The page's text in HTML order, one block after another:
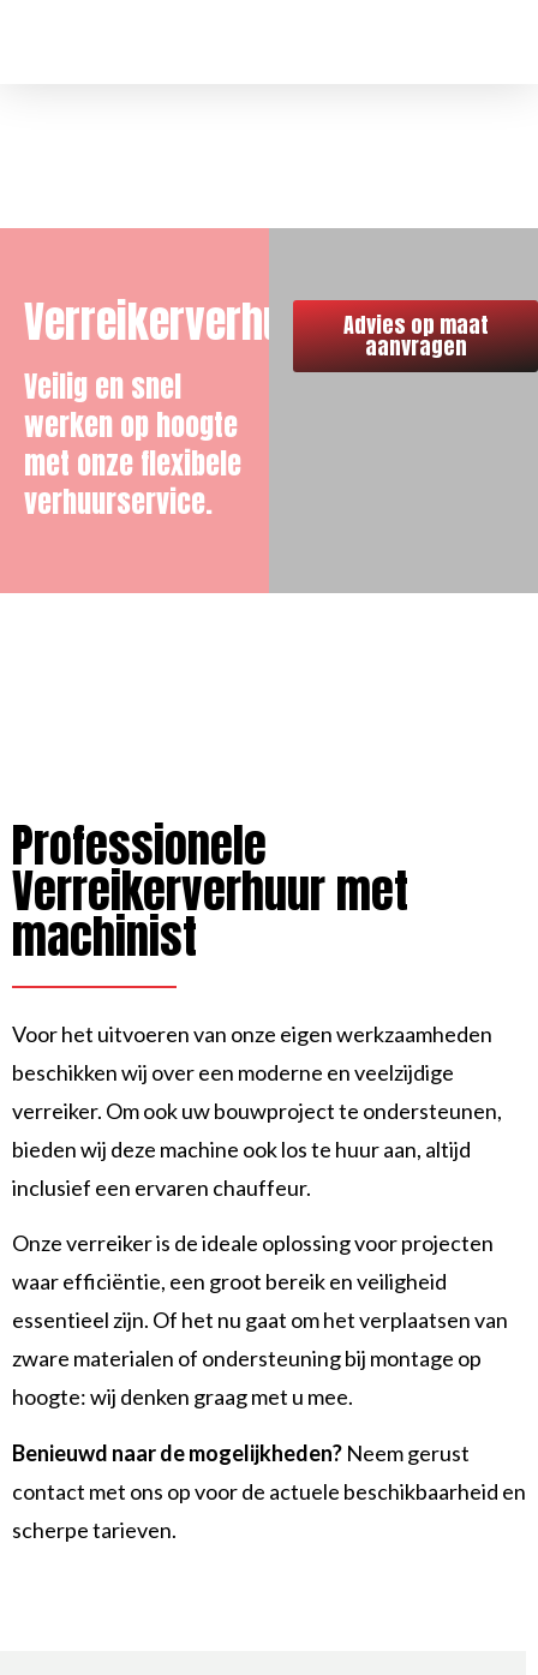
Verreikerverhuur
Veilig en snel
werken op hoogte
met onze flexibele
verhuurservice.
Advies op maat
aanvragen
Professionele
Verreikerverhuur met
machinist
Voor het uitvoeren van onze eigen werkzaamheden
beschikken wij over een moderne en veelzijdige
verreiker. Om ook uw bouwproject te ondersteunen,
bieden wij deze machine ook los te huur aan, altijd
inclusief een ervaren chauffeur.
Onze verreiker is de ideale oplossing voor projecten
waar efficiëntie, een groot bereik en veiligheid
essentieel zijn. Of het nu gaat om het verplaatsen van
zware materialen of ondersteuning bij montage op
hoogte: wij denken graag met u mee.
Benieuwd naar de mogelijkheden? Neem gerust
contact met ons op voor de actuele beschikbaarheid en
scherpe tarieven.